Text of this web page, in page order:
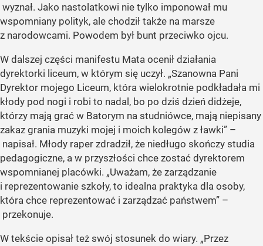
wyznał. Jako nastolatkowi nie tylko imponował mu
wspomniany polityk, ale chodził także na marsze
z narodowcami. Powodem był bunt przeciwko ojcu.
W dalszej części manifestu Mata ocenił działania
dyrektorki liceum, w którym się uczył. „Szanowna Pani
Dyrektor mojego Liceum, która wielokrotnie podkładała mi
kłody pod nogi i robi to nadal, bo po dziś dzień didżeje,
którzy mają grać w Batorym na studniówce, mają niepisany
zakaz grania muzyki mojej i moich kolegów z ławki” –
napisał. Młody raper zdradził, że niedługo skończy studia
pedagogiczne, a w przyszłości chce zostać dyrektorem
wspomnianej placówki. „Uważam, że zarządzanie
i reprezentowanie szkoły, to idealna praktyka dla osoby,
która chce reprezentować i zarządzać państwem” –
przekonuje.
W tekście opisał też swój stosunek do wiary. „Przez